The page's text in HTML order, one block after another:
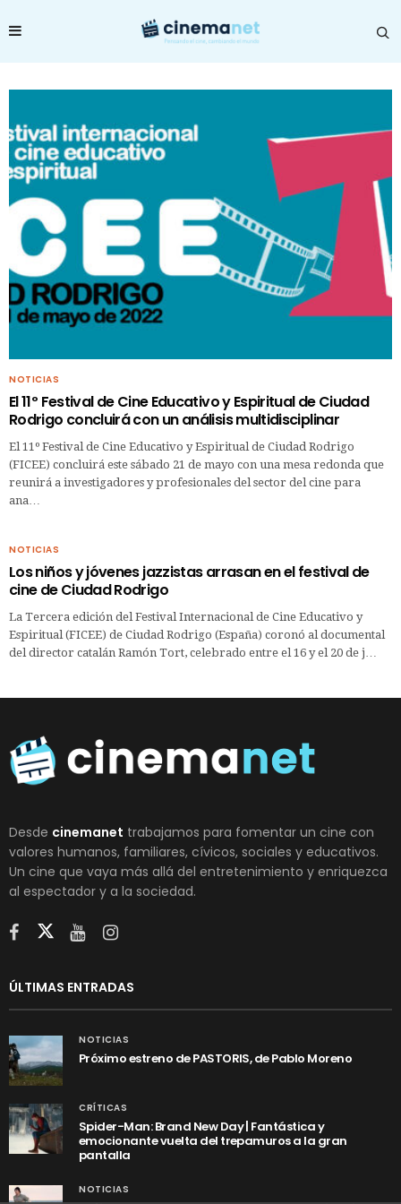
NOTICIAS
El 11º Festival de Cine Educativo y Espiritual de Ciudad
Rodrigo concluirá con un análisis multidisciplinar
El 11º Festival de Cine Educativo y Espiritual de Ciudad Rodrigo
(FICEE) concluirá este sábado 21 de mayo con una mesa redonda que
reunirá a investigadores y profesionales del sector del cine para
ana…
NOTICIAS
Los niños y jóvenes jazzistas arrasan en el festival de
cine de Ciudad Rodrigo
La Tercera edición del Festival Internacional de Cine Educativo y
Espiritual (FICEE) de Ciudad Rodrigo (España) coronó al documental
del director catalán Ramón Tort, celebrado entre el 16 y el 20 de j…
Desde cinemanet trabajamos para fomentar un cine con
valores humanos, familiares, cívicos, sociales y educativos.
Un cine que vaya más allá del entretenimiento y enriquezca
al espectador y a la sociedad.
ÚLTIMAS ENTRADAS
NOTICIAS
Próximo estreno de PASTORIS, de Pablo Moreno
CRÍTICAS
Spider-Man: Brand New Day | Fantástica y
emocionante vuelta del trepamuros a la gran
pantalla
NOTICIAS